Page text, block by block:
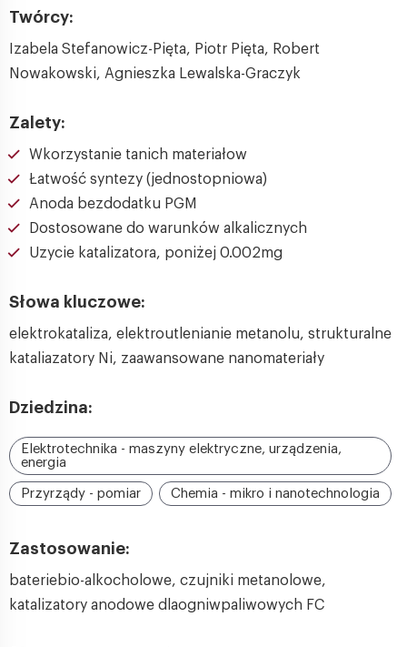
Twórcy:
Izabela Stefanowicz-Pięta, Piotr Pięta, Robert
Nowakowski, Agnieszka Lewalska-Graczyk
Zalety:
Wkorzystanie tanich materiałow
Łatwość syntezy (jednostopniowa)
Anoda bezdodatku PGM
Dostosowane do warunków alkalicznych
Uzycie katalizatora, poniżej 0.002mg
Słowa kluczowe:
elektrokataliza, elektroutlenianie metanolu, strukturalne
kataliazatory Ni, zaawansowane nanomateriały
Dziedzina:
Elektrotechnika - maszyny elektryczne, urządzenia,
energia
Przyrządy - pomiar Chemia - mikro i nanotechnologia
Zastosowanie:
bateriebio-alkocholowe, czujniki metanolowe,
katalizatory anodowe dlaogniwpaliwowych FC